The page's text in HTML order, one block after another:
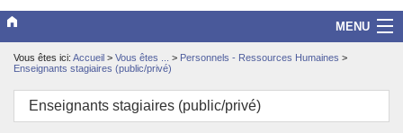
MENU
Vice-rectorat
Scolarité/études
Vous êtes ici: Accueil > Vous êtes ... > Personnels - Ressources Humaines >
Enseignants stagiaires (public/privé)
Enseignants stagiaires (public/privé)